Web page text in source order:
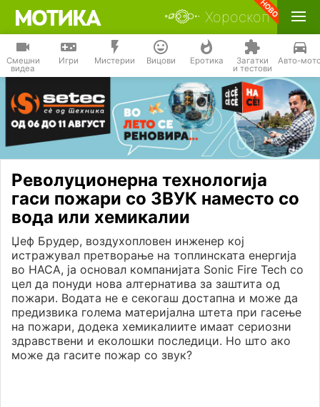
Хороскоп
Смешни
видеа
Игри Мистерии Вицови Еротика Загатки
и тестови
Авто-
Револуционерна технологија
гаси пожари со ЗВУК наместо со
вода или хемикалии
Џеф Брудер, воздухопловен инженер кој
истражувал претворање на топлинската енергија
во НАСА, ја основал компанијата Sonic Fire Tech со
цел да понуди нова алтернатива за заштита од
пожари. Водата не е секогаш достапна и може да
предизвика голема материјална штета при гасење
на пожари, додека хемикалиите имаат сериозни
здравствени и еколошки последици. Но што ако
може да гасите пожар со звук?